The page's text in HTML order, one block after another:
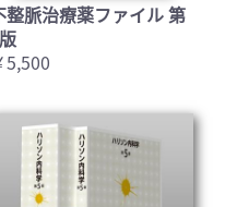
不全ウイルス:AIDSお
整脈治療薬ファイル 第
5,500